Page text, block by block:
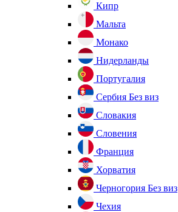
Кипр
Мальта
Монако
Нидерланды
Португалия
Сербия Без виз
Словакия
Словения
Франция
Хорватия
Черногория Без виз
Чехия